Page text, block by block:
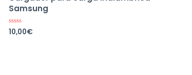
Samsung
Valorado
en
10,00€